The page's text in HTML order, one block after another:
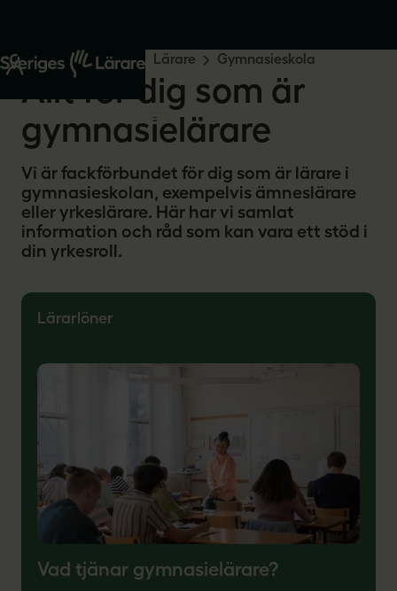
Start Din yrkesroll Lärare Gymnasieskola
Allt för dig som är
gymnasielärare
Vi är fackförbundet för dig som är lärare i
gymnasieskolan, exempelvis ämneslärare
eller yrkeslärare. Här har vi samlat
information och råd som kan vara ett stöd i
din yrkesroll.
Lärarlöner
Vad tjänar gymnasielärare?